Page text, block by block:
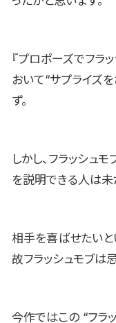
『プロポーズでフラ
おいて“サプライズ
ず。
しかし、フラッシュ
を説明できる人は未
相手を喜ばせたいと
故フラッシュモブは
今作ではこの “フラ